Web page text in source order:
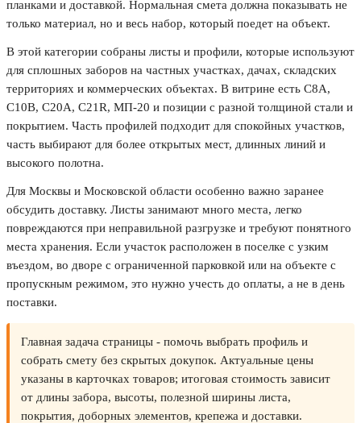
планками и доставкой. Нормальная смета должна показывать не
только материал, но и весь набор, который поедет на объект.
В этой категории собраны листы и профили, которые используют
для сплошных заборов на частных участках, дачах, складских
территориях и коммерческих объектах. В витрине есть С8А,
С10В, С20А, С21R, МП-20 и позиции с разной толщиной стали и
покрытием. Часть профилей подходит для спокойных участков,
часть выбирают для более открытых мест, длинных линий и
высокого полотна.
Для Москвы и Московской области особенно важно заранее
обсудить доставку. Листы занимают много места, легко
повреждаются при неправильной разгрузке и требуют понятного
места хранения. Если участок расположен в поселке с узким
въездом, во дворе с ограниченной парковкой или на объекте с
пропускным режимом, это нужно учесть до оплаты, а не в день
поставки.
Главная задача страницы - помочь выбрать профиль и
собрать смету без скрытых докупок. Актуальные цены
указаны в карточках товаров; итоговая стоимость зависит
от длины забора, высоты, полезной ширины листа,
покрытия, доборных элементов, крепежа и доставки.